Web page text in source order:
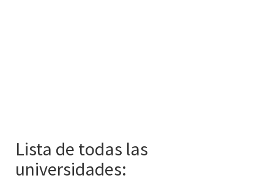
Lista de todas las
universidades: